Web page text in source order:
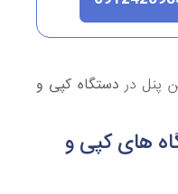
پنل در دستگاه کپی و
های کپی و